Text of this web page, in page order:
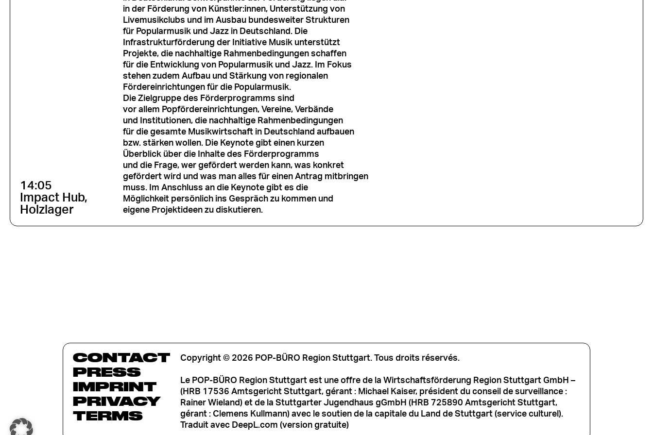
14:05
Impact Hub,
Holzlager
in der Förderung von Künstler:innen, Unterstützung von
Livemusikclubs und im Ausbau bundesweiter Strukturen
für Popularmusik und Jazz in Deutschland. Die
Infrastrukturförderung der Initiative Musik unterstützt
Projekte, die nachhaltige Rahmenbedingungen schaffen
für die Entwicklung von Popularmusik und Jazz. Im Fokus
stehen zudem Aufbau und Stärkung von regionalen
Fördereinrichtungen für die Popularmusik.
Die Zielgruppe des Förderprogramms sind
vor allem Popfördereinrichtungen, Vereine, Verbände
und Institutionen, die nachhaltige Rahmenbedingungen
für die gesamte Musikwirtschaft in Deutschland aufbauen
bzw. stärken wollen. Die Keynote gibt einen kurzen
Überblick über die Inhalte des Förderprogramms
und die Frage, wer gefördert werden kann, was konkret
gefördert wird und was man alles für einen Antrag mitbringen
muss. Im Anschluss an die Keynote gibt es die
Möglichkeit persönlich ins Gespräch zu kommen und
eigene Projektideen zu diskutieren.
CONTACT
PRESS
IMPRINT
PRIVACY
TERMS
Copyright © 2026 POP-BÜRO Region Stuttgart. Tous droits réservés.
Le POP-BÜRO Region Stuttgart est une offre de la Wirtschaftsförderung Region Stuttgart GmbH –
(HRB 17536 Amtsgericht Stuttgart, gérant : Michael Kaiser, président du conseil de surveillance :
Rainer Wieland) et de la Stuttgarter Jugendhaus gGmbH (HRB 725890 Amtsgericht Stuttgart,
gérant : Clemens Kullmann) avec le soutien de la capitale du Land de Stuttgart (service culturel).
Traduit avec DeepL.com (version gratuite)